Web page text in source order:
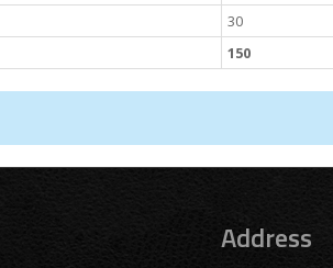
30
150
Address